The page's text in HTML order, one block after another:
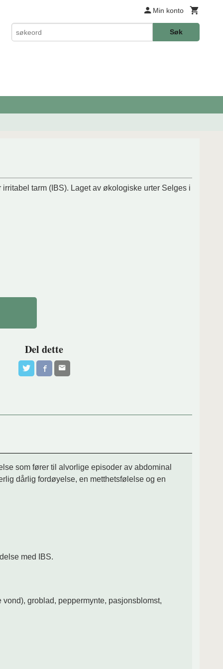
Min konto
Søk
tarm (IBS). Laget av økologiske urter Selges i
Del dette
som fører til alvorlige episoder av abdominal
dårlig fordøyelse, en metthetsfølelse og en
med IBS.
groblad, peppermynte, pasjonsblomst,